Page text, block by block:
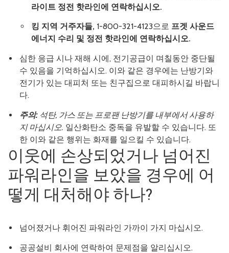
라이트 정전 핫라인에 연락하십시오.
킹 지역 거주자들, 1-800-321-4123으로 프겟 사운드
에너지 수리 및 정전 핫라인에 연락하십시오.
심한 응급 시나 재해 시에, 전기공급이 며칠동안 중단될
수 있음을 기억하십시오. 이와 같은 경우에는 난방기와
전기가 있는 대피처 또는 친구집으로 대피하시길 바랍니
다.
주의: 석탄, 가스 또는 프로팬 난방기를 내부에서 사용하
지 마십시오. 일산화탄소 중독을 유발할 수 있습니다. 또
한 이와 같은 행위는 화재를 일으킬 수 있습니다.
이웃에 손상되었거나 넘어진
파워라인을 보았을 경우에 어
떻게 대처해야 하나?
넘어졌거나 휘어진 파워라인 가까이 가지 마십시오.
공공설비 회사에 연락하여 문제점을 알리십시오.